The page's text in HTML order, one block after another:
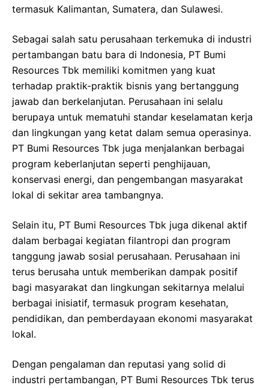
termasuk Kalimantan, Sumatera, dan Sulawesi.
Sebagai salah satu perusahaan terkemuka di industri
pertambangan batu bara di Indonesia, PT Bumi
Resources Tbk memiliki komitmen yang kuat
terhadap praktik-praktik bisnis yang bertanggung
jawab dan berkelanjutan. Perusahaan ini selalu
berupaya untuk mematuhi standar keselamatan kerja
dan lingkungan yang ketat dalam semua operasinya.
PT Bumi Resources Tbk juga menjalankan berbagai
program keberlanjutan seperti penghijauan,
konservasi energi, dan pengembangan masyarakat
lokal di sekitar area tambangnya.
Selain itu, PT Bumi Resources Tbk juga dikenal aktif
dalam berbagai kegiatan filantropi dan program
tanggung jawab sosial perusahaan. Perusahaan ini
terus berusaha untuk memberikan dampak positif
bagi masyarakat dan lingkungan sekitarnya melalui
berbagai inisiatif, termasuk program kesehatan,
pendidikan, dan pemberdayaan ekonomi masyarakat
lokal.
Dengan pengalaman dan reputasi yang solid di
industri pertambangan, PT Bumi Resources Tbk terus